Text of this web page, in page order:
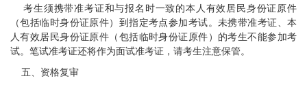
考生须携带准考证和与报名时一致的本人有效居民身份证原件
（包括临时身份证原件）到指定考点参加考试。未携带准考证、本
人有效居民身份证原件（包括临时身份证原件）的考生不能参加考
试。笔试准考证还将作为面试准考证，请考生注意保管。
五、资格复审